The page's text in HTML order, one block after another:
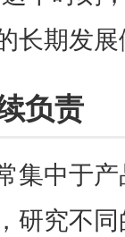
长期发
负责
集中于
研究不